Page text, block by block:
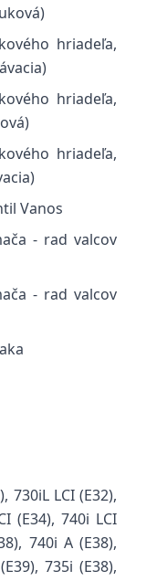
hriadeľa,
hriadeľa,
hriadeľa,
Vanos
- rad valcov
- rad valcov
730iL LCI (E32),
(E34), 740i LCI
740i A (E38),
735i (E38),